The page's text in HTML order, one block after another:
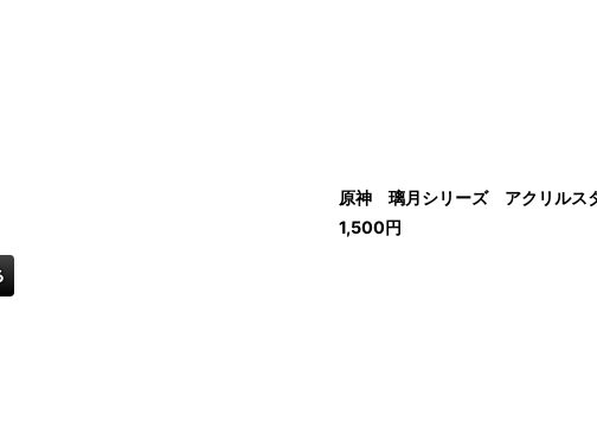
原神 璃月シリーズ アクリルス
1,500円